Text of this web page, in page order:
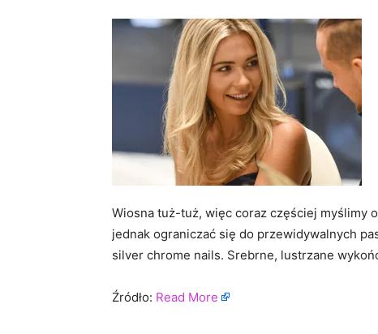
Wiosna tuż-tuż, więc coraz częściej myślimy
jednak ograniczać się do przewidywalnych
silver chrome nails. Srebrne, lustrzane
Źródło: Read More